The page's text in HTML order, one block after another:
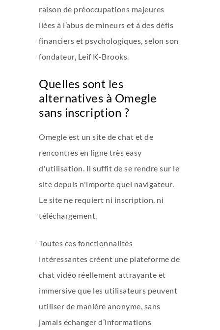
raison de préoccupations majeures
liées à l’abus de mineurs et à des défis
financiers et psychologiques, selon son
fondateur, Leif K-Brooks.
Quelles sont les
alternatives à Omegle
sans inscription ?
Omegle est un site de chat et de
rencontres en ligne très easy
d'utilisation. Il suffit de se rendre sur le
site depuis n'importe quel navigateur.
Le site ne requiert ni inscription, ni
téléchargement.
Toutes ces fonctionnalités
intéressantes créent une plateforme de
chat vidéo réellement attrayante et
immersive que les utilisateurs peuvent
utiliser de manière anonyme, sans
jamais échanger d’informations